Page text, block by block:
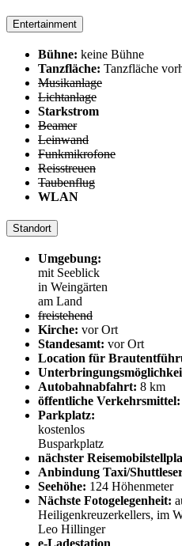
Entertainment
Bühne: keine Bühne
Tanzfläche: Tanzfläche
Musikanlage
Lichtanlage
Starkstrom
Beamer
Leinwand
Funkmikrofone
Reisstreuen
Taubenflug
WLAN
Standort
Umgebung:
mit Seeblick
in Weingärten
am Land
freistehend
Kirche: vor Ort
Standesamt: vor Ort
Location für
Autobahnabfahrt: 8 km
öffentliche Verkehrsmittel:
Parkplatz:
kostenlos
Busparkplatz
nächster
Anbindung Taxi/
Seehöhe: 124 Höhenmeter
Nächste Fotogelegenheit:
Heiligenkreuzerkellers, im
Leo Hillinger